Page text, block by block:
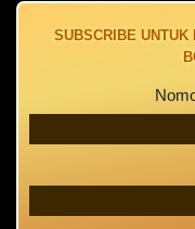
SUBSCRIBE UNTUK